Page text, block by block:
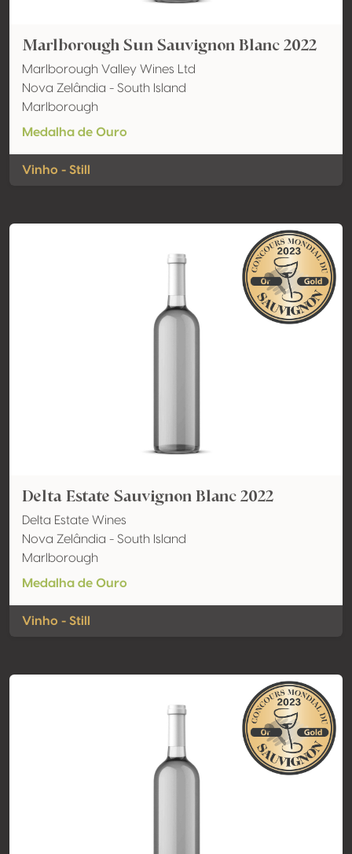
Marlborough Sun Sauvignon Blanc 2022
Marlborough Valley Wines Ltd
Nova Zelândia - South Island
Marlborough
Medalha de Ouro
Vinho - Still
Delta Estate Sauvignon Blanc 2022
Delta Estate Wines
Nova Zelândia - South Island
Marlborough
Medalha de Ouro
Vinho - Still